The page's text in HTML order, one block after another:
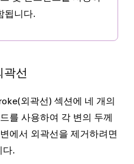
됩니다.
곽선
(외곽선) 섹션에 네 개의
를 사용하여 각 변의 두께
에서 외곽선을 제거하려면
다.